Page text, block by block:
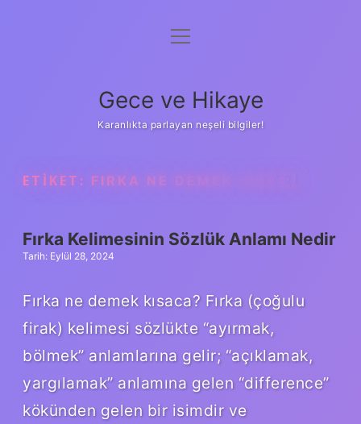
Anasayfa
Yasal Uyarı
menüyü
Gece ve Hikaye
Karanlıkta parlayan neşeli bilgiler!
ETIKET: FIRKA NE DEMEK ASKERI
Fırka Kelimesinin Sözlük Anlamı Nedir
Tarih: Eylül 28, 2024
Fırka ne demek kısaca? Fırka (çoğulu
firak) kelimesi sözlükte “ayırmak,
bölmek” anlamlarına gelir; “açıklamak,
yargılamak” anlamına gelen “difference”
kökünden gelen bir isimdir ve